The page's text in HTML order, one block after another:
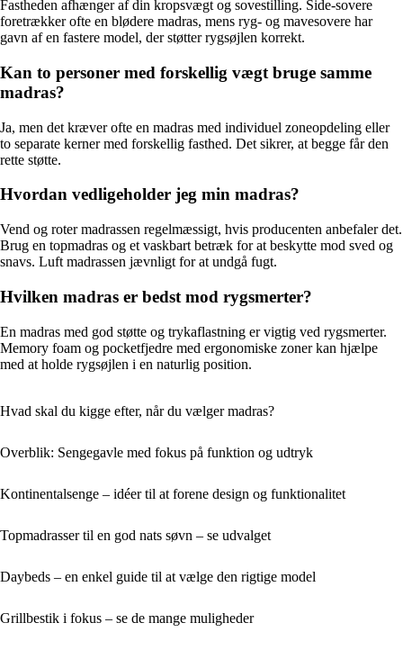
Fastheden afhænger af din kropsvægt og sovestilling. Side-sovere
foretrækker ofte en blødere madras, mens ryg- og mavesovere har
gavn af en fastere model, der støtter rygsøjlen korrekt.
Kan to personer med forskellig vægt bruge samme
madras?
Ja, men det kræver ofte en madras med individuel zoneopdeling eller
to separate kerner med forskellig fasthed. Det sikrer, at begge får den
rette støtte.
Hvordan vedligeholder jeg min madras?
Vend og roter madrassen regelmæssigt, hvis producenten anbefaler det.
Brug en topmadras og et vaskbart betræk for at beskytte mod sved og
snavs. Luft madrassen jævnligt for at undgå fugt.
Hvilken madras er bedst mod rygsmerter?
En madras med god støtte og trykaflastning er vigtig ved rygsmerter.
Memory foam og pocketfjedre med ergonomiske zoner kan hjælpe
med at holde rygsøjlen i en naturlig position.
Hvad skal du kigge efter, når du vælger madras?
Overblik: Sengegavle med fokus på funktion og udtryk
Kontinentalsenge – idéer til at forene design og funktionalitet
Topmadrasser til en god nats søvn – se udvalget
Daybeds – en enkel guide til at vælge den rigtige model
Grillbestik i fokus – se de mange muligheder